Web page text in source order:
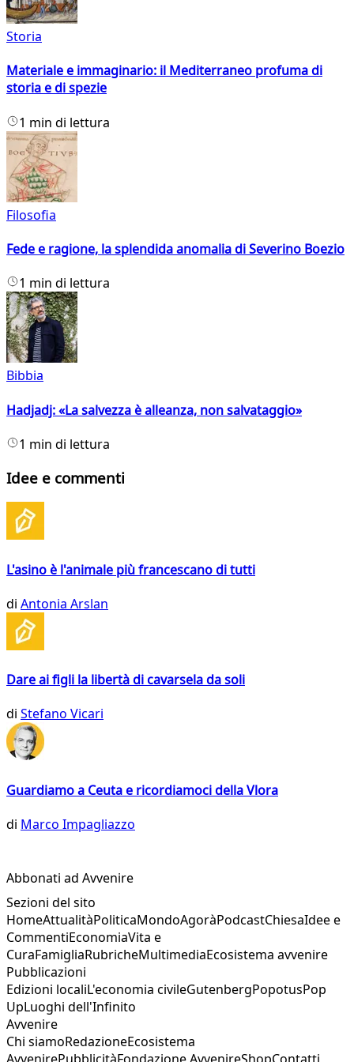
Storia
Materiale e immaginario: il Mediterraneo profuma di
storia e di spezie
1 min di lettura
Filosofia
Fede e ragione, la splendida anomalia di Severino Boezio
1 min di lettura
Bibbia
Hadjadj: «La salvezza è alleanza, non salvataggio»
1 min di lettura
Idee e commenti
L'asino è l'animale più francescano di tutti
di Antonia Arslan
Dare ai figli la libertà di cavarsela da soli
di Stefano Vicari
Guardiamo a Ceuta e ricordiamoci della Vlora
di Marco Impagliazzo
Abbonati ad Avvenire
Sezioni del sito
HomeAttualitàPoliticaMondoAgoràPodcastChiesaIdee e
CommentiEconomiaVita e
CuraFamigliaRubricheMultimediaEcosistema avvenire
Pubblicazioni
Edizioni localiL'economia civileGutenbergPopotusPop
UpLuoghi dell'Infinito
Avvenire
Chi siamoRedazioneEcosistema